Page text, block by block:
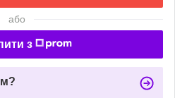
або
з